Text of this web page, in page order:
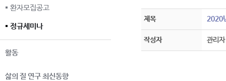
환자모집공고
정규세미나
활동
삶의 질 연구 최신동향
제목 2020
작성자 관리자